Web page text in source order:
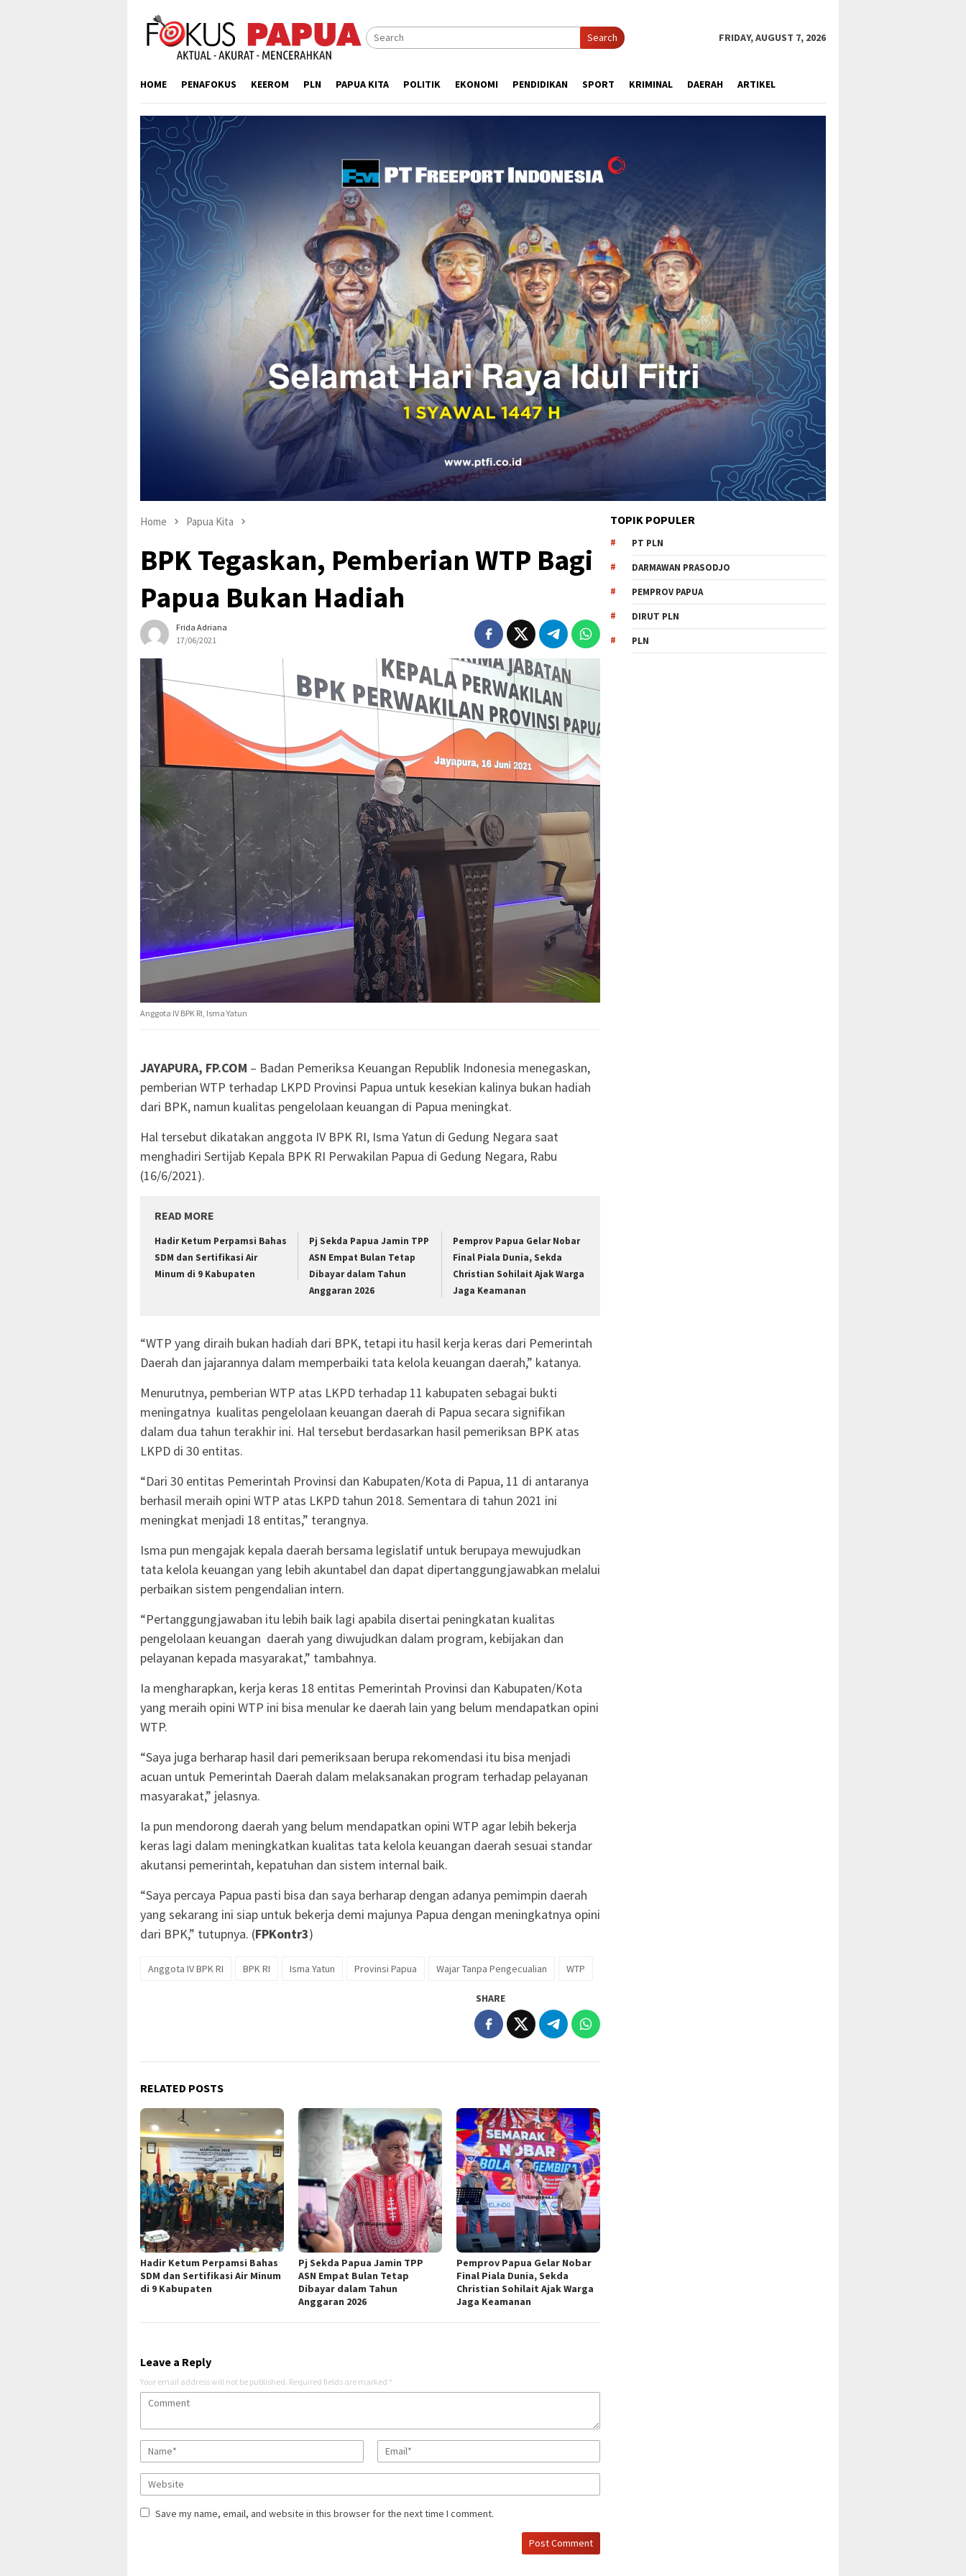
content
Search FRIDAY, AUGUST 7, 2026
HOME PENAFOKUS KEEROM PLN PAPUA KITA POLITIK EKONOMI PENDIDIKAN SPORT KRIMINAL DAERAH ARTIKEL
Home Papua Kita
BPK Tegaskan, Pemberian WTP Bagi
Papua Bukan Hadiah
Frida Adriana
17/06/2021
Anggota IV BPK RI, Isma Yatun
JAYAPURA, FP.COM – Badan Pemeriksa Keuangan Republik Indonesia menegaskan,
pemberian WTP terhadap LKPD Provinsi Papua untuk kesekian kalinya bukan hadiah
dari BPK, namun kualitas pengelolaan keuangan di Papua meningkat.
Hal tersebut dikatakan anggota IV BPK RI, Isma Yatun di Gedung Negara saat
menghadiri Sertijab Kepala BPK RI Perwakilan Papua di Gedung Negara, Rabu
(16/6/2021).
READ MORE
Hadir Ketum Perpamsi Bahas
SDM dan Sertifikasi Air
Minum di 9 Kabupaten
Pj Sekda Papua Jamin TPP
ASN Empat Bulan Tetap
Dibayar dalam Tahun
Anggaran 2026
Pemprov Papua Gelar Nobar
Final Piala Dunia, Sekda
Christian Sohilait Ajak Warga
Jaga Keamanan
“WTP yang diraih bukan hadiah dari BPK, tetapi itu hasil kerja keras dari Pemerintah
Daerah dan jajarannya dalam memperbaiki tata kelola keuangan daerah,” katanya.
Menurutnya, pemberian WTP atas LKPD terhadap 11 kabupaten sebagai bukti
meningatnya kualitas pengelolaan keuangan daerah di Papua secara signifikan
dalam dua tahun terakhir ini. Hal tersebut berdasarkan hasil pemeriksan BPK atas
LKPD di 30 entitas.
“Dari 30 entitas Pemerintah Provinsi dan Kabupaten/Kota di Papua, 11 di antaranya
berhasil meraih opini WTP atas LKPD tahun 2018. Sementara di tahun 2021 ini
meningkat menjadi 18 entitas,” terangnya.
Isma pun mengajak kepala daerah bersama legislatif untuk berupaya mewujudkan
tata kelola keuangan yang lebih akuntabel dan dapat dipertanggungjawabkan melalui
perbaikan sistem pengendalian intern.
“Pertanggungjawaban itu lebih baik lagi apabila disertai peningkatan kualitas
pengelolaan keuangan daerah yang diwujudkan dalam program, kebijakan dan
pelayanan kepada masyarakat,” tambahnya.
Ia mengharapkan, kerja keras 18 entitas Pemerintah Provinsi dan Kabupaten/Kota
yang meraih opini WTP ini bisa menular ke daerah lain yang belum mendapatkan opini
WTP.
“Saya juga berharap hasil dari pemeriksaan berupa rekomendasi itu bisa menjadi
acuan untuk Pemerintah Daerah dalam melaksanakan program terhadap pelayanan
masyarakat,” jelasnya.
Ia pun mendorong daerah yang belum mendapatkan opini WTP agar lebih bekerja
keras lagi dalam meningkatkan kualitas tata kelola keuangan daerah sesuai standar
akutansi pemerintah, kepatuhan dan sistem internal baik.
“Saya percaya Papua pasti bisa dan saya berharap dengan adanya pemimpin daerah
yang sekarang ini siap untuk bekerja demi majunya Papua dengan meningkatnya opini
dari BPK,” tutupnya. (FPKontr3)
Anggota IV BPK RI BPK RI Isma Yatun Provinsi Papua Wajar Tanpa Pengecualian WTP
SHARE
RELATED POSTS
Hadir Ketum Perpamsi Bahas
SDM dan Sertifikasi Air Minum
di 9 Kabupaten
Pj Sekda Papua Jamin TPP
ASN Empat Bulan Tetap
Dibayar dalam Tahun
Anggaran 2026
Pemprov Papua Gelar Nobar
Final Piala Dunia, Sekda
Christian Sohilait Ajak Warga
Jaga Keamanan
Leave a Reply
Your email address will not be published. Required fields are marked *
Save my name, email, and website in this browser for the next time I comment.
TOPIK POPULER
PT PLN
DARMAWAN PRASODJO
PEMPROV PAPUA
DIRUT PLN
PLN